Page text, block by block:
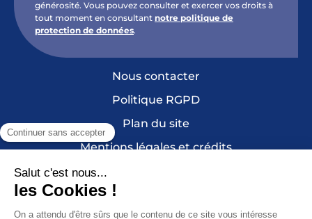
générosité. Vous pouvez consulter et exercer vos droits à
tout moment en consultant notre politique de
protection de données.
Nous contacter
Politique RGPD
Plan du site
Mentions légales et crédits